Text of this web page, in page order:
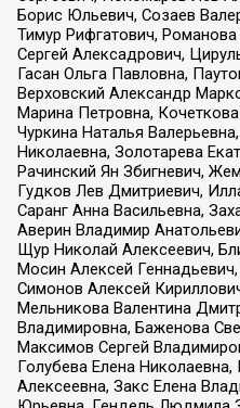
Борис Юльевич, Созаев
Тимур Рифгатович,
Сергей Алексадрович,
Гасан Ольга Павловна,
Верховский Александр
Марина Петровна,
Чуркина Наталья
Николаевна, Золотарева
Рачинский Ян Збигневич,
Гудков Лев Дмитриевич,
Саранг Анна Васильевна,
Аверин Владимир
Щур Николай Алексеевич,
Мосин Алексей
Симонов Алексей
Мельникова Валентина
Владимировна, Баженова
Максимов Сергей
Голубева Елена Николаевна,
Алексеевна, Закс Елена